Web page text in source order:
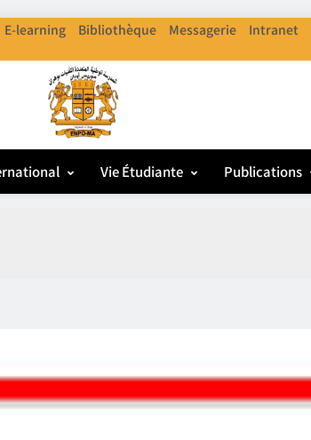
E-learning Bibliothèque Messagerie Intranet
D'Oran
Vie Étudiante Publications